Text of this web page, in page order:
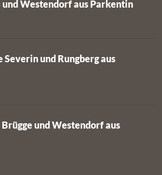
und Westendorf aus Parkentin
Severin und Rungberg aus
und Westendorf aus